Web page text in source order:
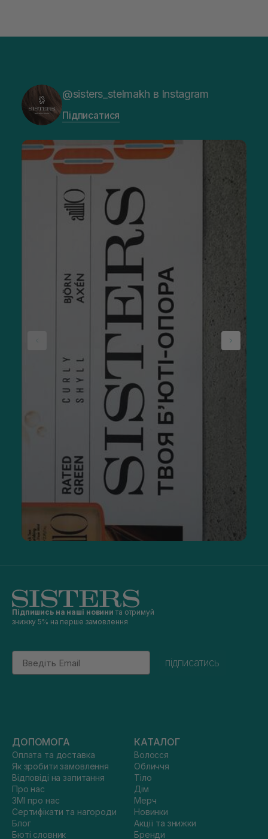
@sisters_stelmakh в Instagram
Підписатися
Підпишись на наші новини та отримуй
знижку 5% на перше замовлення
Email
підписатись
ДОПОМОГА
Оплата та доставка
Як зробити замовлення
Відповіді на запитання
Про нас
ЗМІ про нас
Сертифікати та нагороди
Блог
Бюті словник
КАТАЛОГ
Волосся
Обличчя
Тіло
Дім
Мерч
Новинки
Акції та знижки
Бренди